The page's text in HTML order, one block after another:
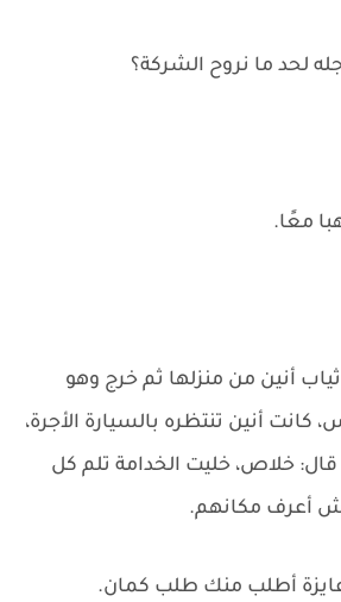
لحد ما نروح الشركة؟
معًا.
أنين من منزلها ثم خرج وهو
كانت أنين تنتظره بالسيارة الأجرة،
خلاص، خليت الخدامة تلم كل
أعرف مكانهم.
أطلب منك طلب كمان.